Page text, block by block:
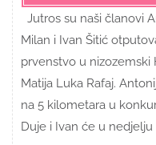
Jutros su naši članovi
Milan i Ivan Šitić
prvenstvo u nizozemski
Matija Luka Rafaj.
na 5 kilometara u
Duje i Ivan će u nedjelju